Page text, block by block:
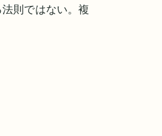
則ではない。複